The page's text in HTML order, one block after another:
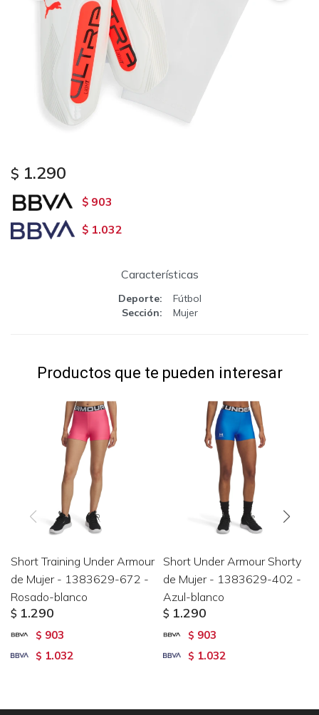
$ 1.290
$ 903
$ 1.032
Características
Deporte
Fútbol
Sección
Mujer
Productos que te pueden interesar
Short Training Under Armour
de Mujer - 1383629-672 -
Rosado-blanco
$ 1.290
$ 903
$ 1.032
Short Under Armour Shorty
de Mujer - 1383629-402 -
Azul-blanco
$ 1.290
$ 903
$ 1.032